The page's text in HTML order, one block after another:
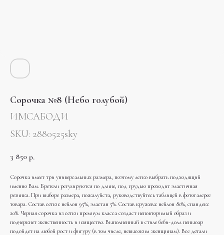
Сорочка №8 (Небо голубой)
ИМСАБОДИ
SKU: 2880525sky
3 850 р.
Сорочка имеет три универсальных размера, поэтому легко выбрать подходящий
именно Вам. Бретели регулируются по длине, под грудью проходит эластичная
резинка. При выборе размера, пожалуйста, руководствуйтесь таблицей в фотогалерее
товара. Состав сетки: нейлон 95%, эластан 5%. Состав кружева: нейлон 80%, спандекс
20%. Черная сорочка из сетки премиум класса создаст неповторимый образ и
подчеркнет женственность и изящество. Выполненный в стиле беби-долл пеньюар
подойдет на любой рост и фигуру (в том числе, невысоким женщинам). Все детали